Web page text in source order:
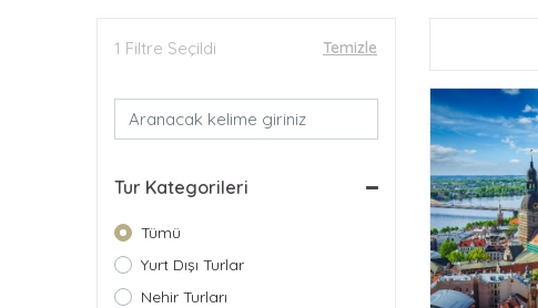
1 Filtre Seçildi Temizle
Tur Kategorileri
Tümü
Yurt Dışı Turlar
Nehir Turları